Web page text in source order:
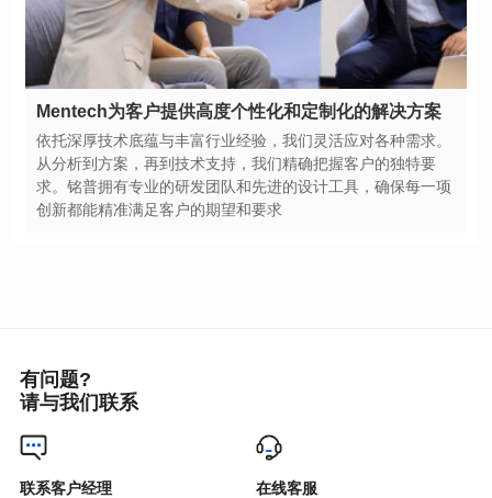
Mentech为客户提供高度个性化和定制化的解决方案
创新都能精准满足客户的期望和要求
有问题?
请与我们联系
联系客户经理 在线客服